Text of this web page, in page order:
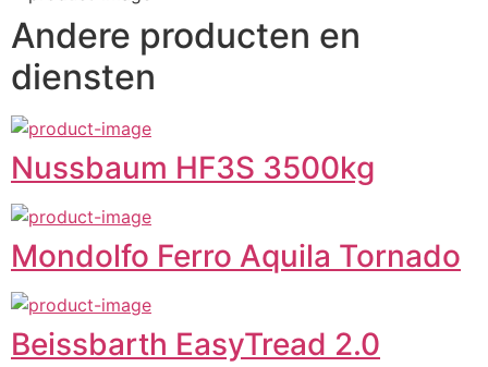
Andere producten en
diensten
Nussbaum HF3S 3500kg
Mondolfo Ferro Aquila Tornado
Beissbarth EasyTread 2.0